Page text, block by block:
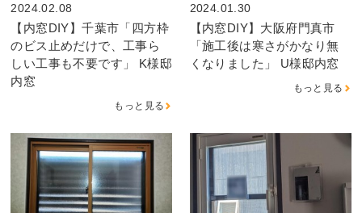
2024.02.08
【内窓DIY】千葉市「四方枠
のビス止めだけで、工事ら
しい工事も不要です」 K様邸
内窓
もっと見る
2024.01.30
【内窓DIY】大阪府門真市
「施工後は寒さがかなり無
くなりました」 U様邸内窓
もっと見る